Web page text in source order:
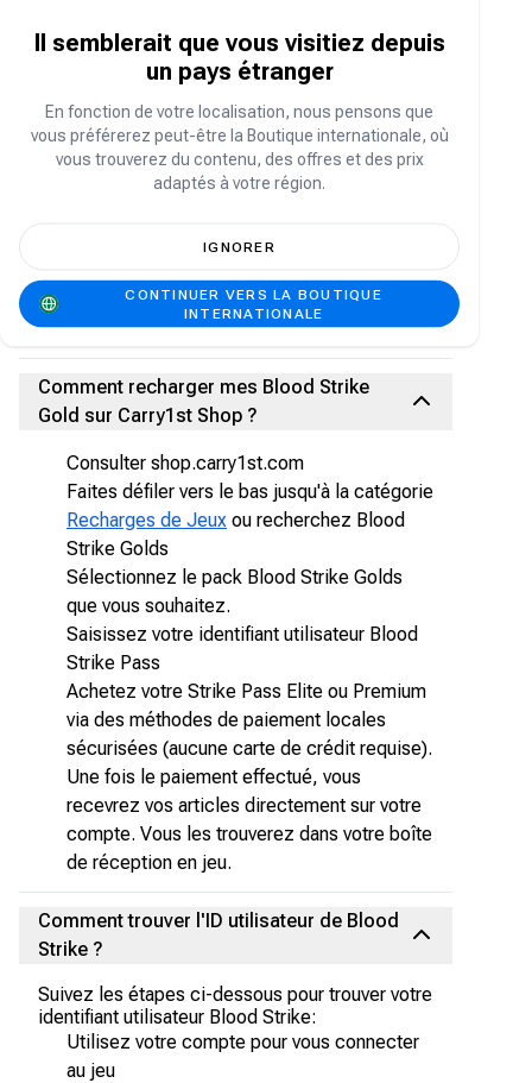
100 joueurs et personnalisez vos armes à votre
Faites votre choix parmi une gamme variée
d'opérateurs, chacun doté de compétences et
de spécialités uniques. Engagez-vous dans des
figures de parkour exaltantes comme le
parachutisme, le vol plané, la course libre et la
réapparitions illimitées pour renverser la
Continuez l'action ! Serez-vous capable de
devenir le survivant ultime ?
Comment recharger mes Blood Strike
Gold sur Carry1st Shop ?
Consulter shop.carry1st.com
Faites défiler vers le bas jusqu'à la catégorie
Recharges de Jeux ou recherchez Blood
Strike Golds
Sélectionnez le pack Blood Strike Golds
que vous souhaitez.
Saisissez votre identifiant utilisateur Blood
Strike Pass
Achetez votre Strike Pass Elite ou Premium
via des méthodes de paiement locales
sécurisées (aucune carte de crédit requise).
Une fois le paiement effectué, vous
recevrez vos articles directement sur votre
compte. Vous les trouverez dans votre boîte
de réception en jeu.
Comment trouver l'ID utilisateur de Blood
Strike ?
Suivez les étapes ci-dessous pour trouver votre
identifiant utilisateur Blood Strike:
Utilisez votre compte pour vous connecter
au jeu
Il semblerait que vous visitiez depuis
un pays étranger
En fonction de votre localisation, nous pensons que
vous préférerez peut-être la Boutique internationale, où
vous trouverez du contenu, des offres et des prix
adaptés à votre région.
IGNORER
CONTINUER VERS LA BOUTIQUE
INTERNATIONALE